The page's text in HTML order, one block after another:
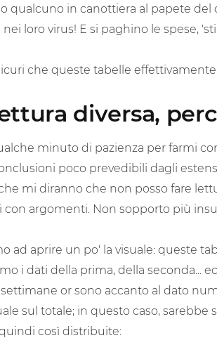
qualcuno in canottiera al papete
loro virus! E si paghino le spese,
che queste tabelle
diversa,
minuto di pazienza per farmi
poco prevedibili dagli
mi diranno che non posso fare
argomenti. Non sopporto più
ad aprire un po' la visuale: queste
i dati della prima, della seconda...
or sono accanto al dato
sul totale; in questo caso,
così distribuite: